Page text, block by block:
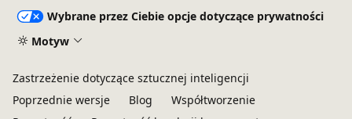
Wybrane przez Ciebie opcje dotyczące prywatności
Motyw
Zastrzeżenie dotyczące sztucznej inteligencji
Poprzednie wersje
Blog
Współtworzenie